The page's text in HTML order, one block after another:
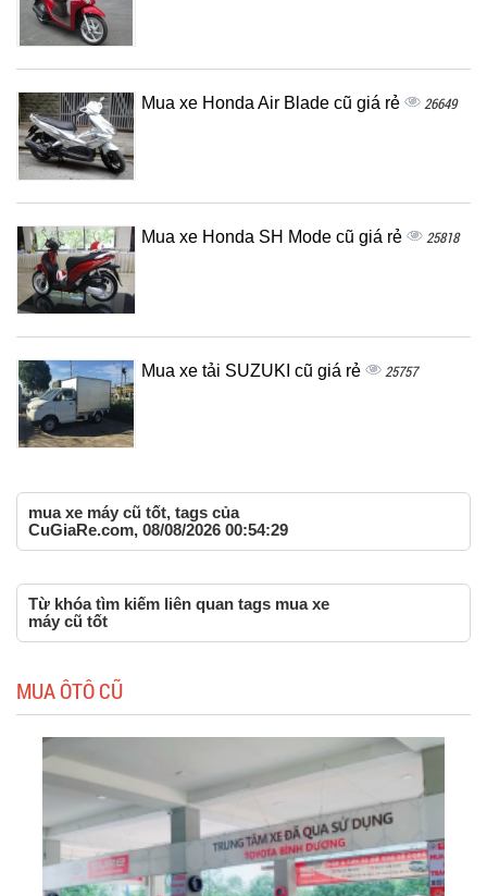
Mua xe Honda Air Blade cũ giá rẻ 26649
Mua xe Honda SH Mode cũ giá rẻ 25818
Mua xe tải SUZUKI cũ giá rẻ 25757
mua xe máy cũ tốt, tags của
CuGiaRe.com, 08/08/2026 00:54:29
Từ khóa tìm kiếm liên quan tags mua xe
máy cũ tốt
MUA ÔTÔ CŨ